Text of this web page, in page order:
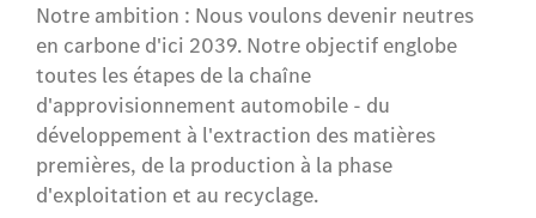
Notre ambition : Nous voulons devenir neutres
en carbone d'ici 2039. Notre objectif englobe
toutes les étapes de la chaîne
d'approvisionnement automobile - du
développement à l'extraction des matières
premières, de la production à la phase
d'exploitation et au recyclage.